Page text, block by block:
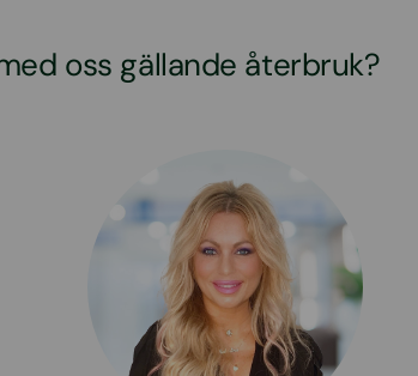
oss gällande återbruk?